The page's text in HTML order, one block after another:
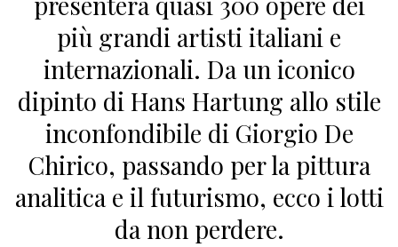
più grandi artisti italiani e
internazionali. Da un iconico
dipinto di Hans Hartung allo stile
inconfondibile di Giorgio De
Chirico, passando per la pittura
analitica e il futurismo, ecco i lotti
da non perdere.